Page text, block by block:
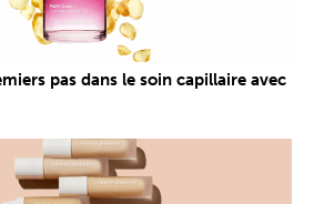
pas dans le soin capillaire avec